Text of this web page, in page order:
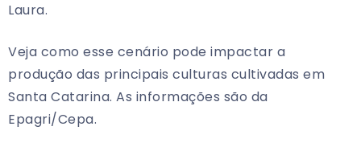
Laura.
Veja como esse cenário pode impactar a
produção das principais culturas cultivadas em
Santa Catarina. As informações são da
Epagri/Cepa.